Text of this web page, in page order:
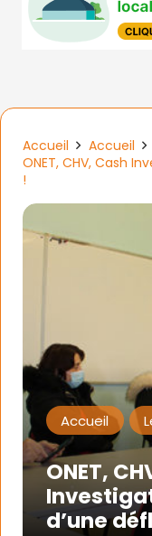
Accueil
Accueil
ONET, CHV, Cash
!
Accueil
ONET,
d’une